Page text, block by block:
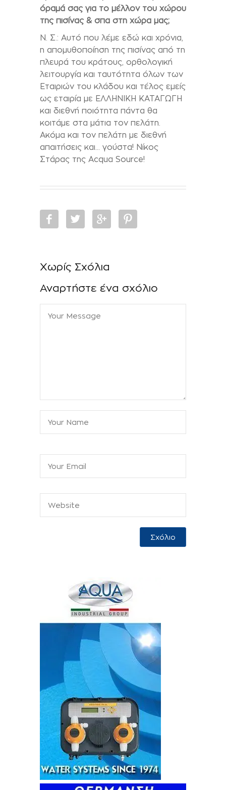
όραμά σας για το μέλλον του χώρου
της πισίνας & σπα στη χώρα μας;
Ν. Σ.: Αυτό που λέμε εδώ και χρόνια,
η απομυθοποίηση της πισίνας από τη
πλευρά του κράτους, ορθολογική
λειτουργία και ταυτότητα όλων των
Εταιριών του κλάδου και τέλος εμείς
ως εταιρία με ΕΛΛΗΝΙΚΗ ΚΑΤΑΓΩΓΗ
και διεθνή ποιότητα πάντα θα
κοιτάμε στα μάτια τον πελάτη.
Ακόμα και τον πελάτη με διεθνή
απαιτήσεις και… γούστα! Νίκος
Στάρας της Acqua Source!
Χωρίς Σχόλια
Αναρτήστε ένα σχόλιο